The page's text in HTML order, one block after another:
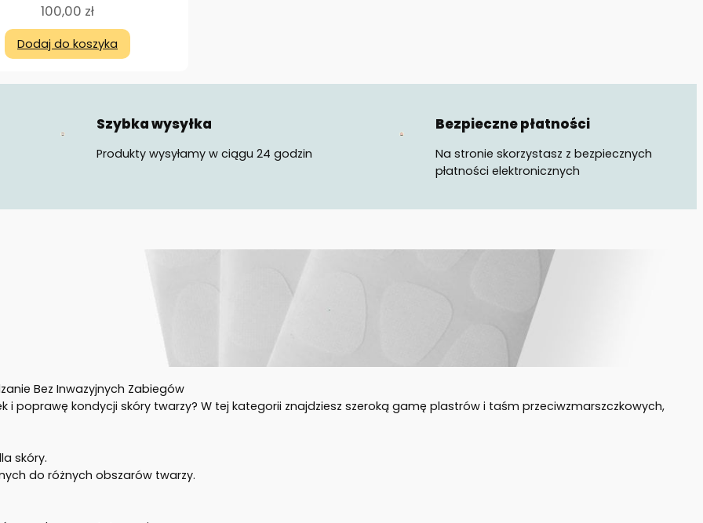
100,00 zł
Dodaj do koszyka
Szybka wysyłka
Produkty wysyłamy w ciągu 24 godzin
Bezpieczne płatności
Na stronie skorzystasz z bezpiecznych
płatności elektronicznych
Bez Inwazyjnych Zabiegów
i poprawę kondycji skóry twarzy? W tej kategorii znajdziesz szeroką gamę plastrów i taśm przeciwzmarszczkowych,
skóry.
do różnych obszarów twarzy.